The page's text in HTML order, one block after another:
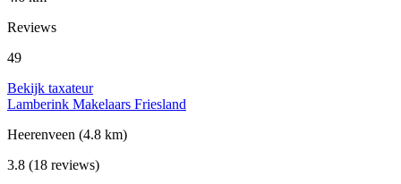
Reviews
49
Bekijk taxateur
Lamberink Makelaars Friesland
Heerenveen (4.8 km)
3.8 (18 reviews)